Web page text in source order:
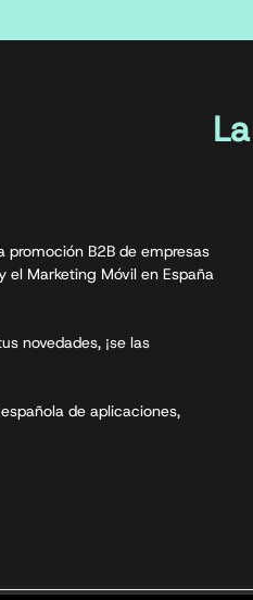
promoción B2B de empresas
el Marketing Móvil en España
novedades, ¡se las
de aplicaciones,